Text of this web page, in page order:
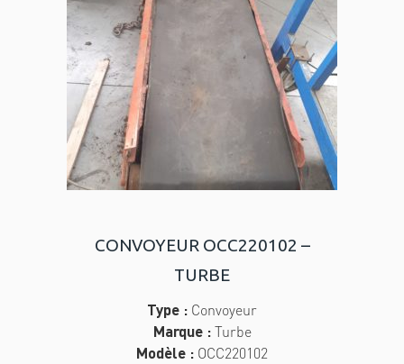
CONVOYEUR OCC220102 –
TURBE
Type : Convoyeur
Marque :Turbe
Modèle : OCC220102